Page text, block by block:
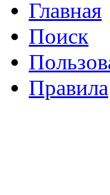
Главная
Поиск
Правила